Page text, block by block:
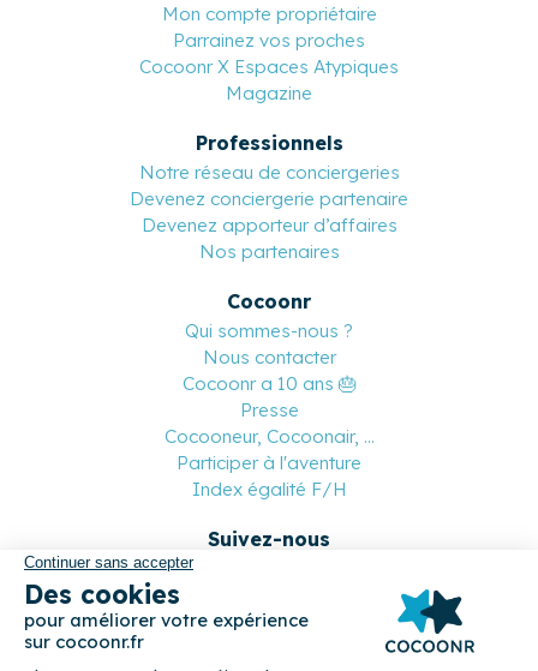
Mon compte propriétaire
Parrainez vos proches
Cocoonr X Espaces Atypiques
Magazine
Professionnels
Notre réseau de conciergeries
Devenez conciergerie partenaire
Devenez apporteur d’affaires
Nos partenaires
Cocoonr
Qui sommes-nous ?
Nous contacter
Cocoonr a 10 ans 🎂
Presse
Cocooneur, Cocoonair, ...
Participer à l'aventure
Index égalité F/H
Suivez-nous